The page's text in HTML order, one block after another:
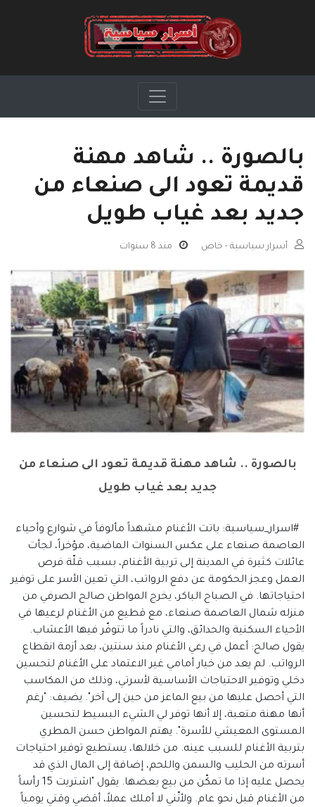
بالصورة .. شاهد مهنة
قديمة تعود الى صنعاء من
جديد بعد غياب طويل
أسرار سياسية - خاص منذ 8 سنوات
بالصورة .. شاهد مهنة قديمة تعود الى صنعاء من
جديد بعد غياب طويل
#اسرار_سياسية: باتت الأغنام مشهداً مألوفاً في شوارع وأحياء
العاصمة صنعاء على عكس السنوات الماضية، مؤخراً، لجأت
عائلات كثيرة في المدينة إلى تربية الأغنام، بسبب قلّة فرص
العمل وعجز الحكومة عن دفع الرواتب، التي تعين الأسر على توفير
احتياجاتها. في الصباح الباكر، يخرج المواطن صالح الصرفي من
منزله شمال العاصمة صنعاء، مع قطيع من الأغنام لرعيها في
الأحياء السكنية والحدائق، والتي نادراً ما تتوفّر فيها الأعشاب.
يقول صالح: أعمل في رعي الأغنام منذ سنتين، بعد أزمة انقطاع
الرواتب. لم يعد من خيار أمامي غير الاعتماد على الأغنام لتحسين
دخلي وتوفير الاحتياجات الأساسية لأسرتي، وذلك من المكاسب
التي أحصل عليها من بيع الماعز من حين إلى آخر". يضيف: "رغم
أنها مهنة متعبة، إلا أنها توفر لي الشيء البسيط لتحسين
المستوى المعيشي للأسرة". يهتم المواطن حسن المطري
بتربية الأغنام للسبب عينه. من خلالها، يستطيع توفير احتياجات
أسرته من الحليب والسمن واللحم، إضافة إلى المال الذي قد
يحصل عليه إذا ما تمكّن من بيع بعضها. يقول "اشتريت 15 رأساً
من الأغنام قبل نحو عام. ولأنّني لا أملك عملاً، أقضي وقتي يومياً